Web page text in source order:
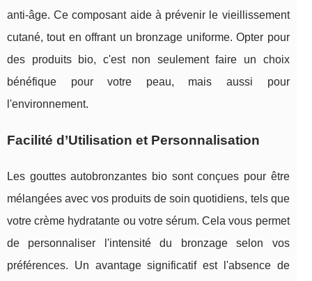
anti-âge. Ce composant aide à prévenir le vieillissement
cutané, tout en offrant un bronzage uniforme. Opter pour
des produits bio, c'est non seulement faire un choix
bénéfique pour votre peau, mais aussi pour
l'environnement.
Facilité d’Utilisation et Personnalisation
Les gouttes autobronzantes bio sont conçues pour être
mélangées avec vos produits de soin quotidiens, tels que
votre crème hydratante ou votre sérum. Cela vous permet
de personnaliser l'intensité du bronzage selon vos
préférences. Un avantage significatif est l'absence de